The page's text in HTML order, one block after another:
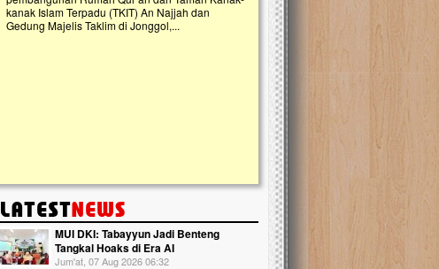
kebaikan ini. Abadikan harta dengan wakaf Al-
Qur'an dan saksikan...
MUI DKI: Tabayyun Jadi Benteng
Tangkal Hoaks di Era AI
Jum'at, 07 Aug 2026 06:32